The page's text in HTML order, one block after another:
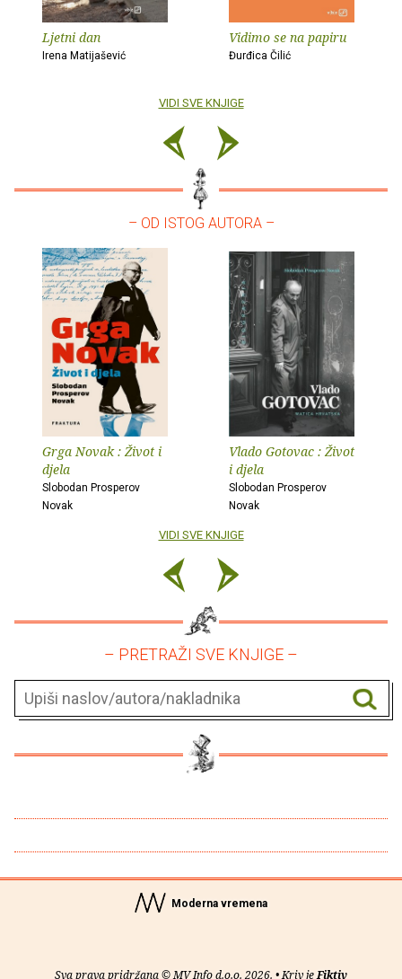
Ljetni dan
Irena Matijašević
Vidimo se na papiru
Đurđica Čilić
VIDI SVE KNJIGE
– OD ISTOG AUTORA –
Grga Novak : Život i
djela
Slobodan Prosperov
Novak
Vlado Gotovac : Život
i djela
Slobodan Prosperov
Novak
VIDI SVE KNJIGE
– PRETRAŽI SVE KNJIGE –
Moderna vremena
Sva prava pridržana © MV Info d.o.o. 2026. • Kriv jeFiktiv